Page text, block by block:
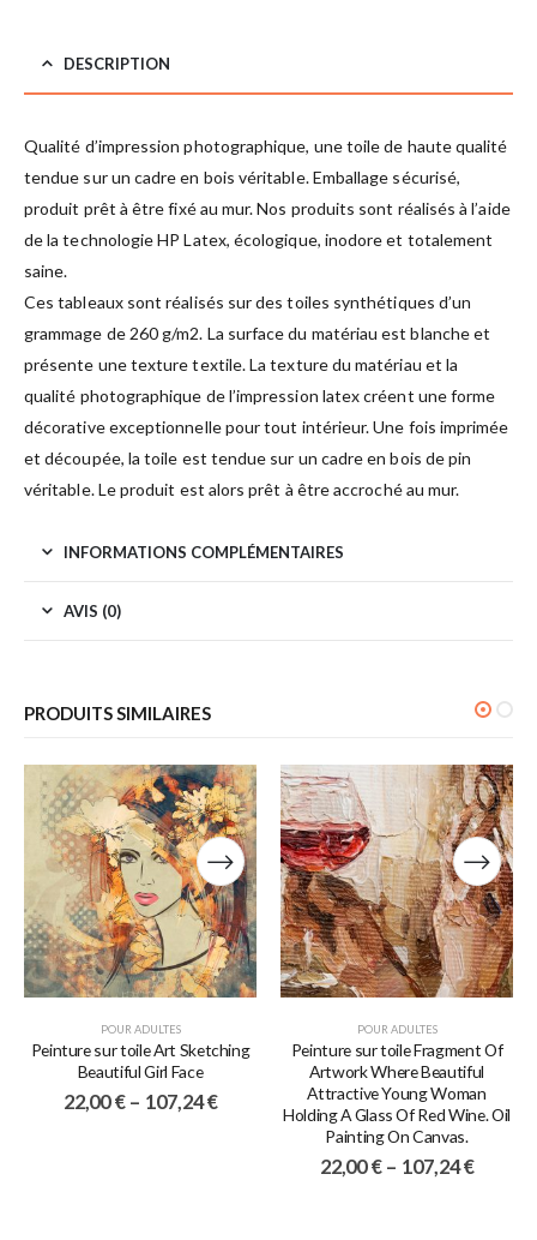
DESCRIPTION
Qualité d’impression photographique, une toile de haute qualité
tendue sur un cadre en bois véritable. Emballage sécurisé,
produit prêt à être fixé au mur. Nos produits sont réalisés à l’aide
de la technologie HP Latex, écologique, inodore et totalement
saine.
Ces tableaux sont réalisés sur des toiles synthétiques d’un
grammage de 260 g/m2. La surface du matériau est blanche et
présente une texture textile. La texture du matériau et la
qualité photographique de l’impression latex créent une forme
décorative exceptionnelle pour tout intérieur. Une fois imprimée
et découpée, la toile est tendue sur un cadre en bois de pin
véritable. Le produit est alors prêt à être accroché au mur.
INFORMATIONS COMPLÉMENTAIRES
AVIS (0)
PRODUITS SIMILAIRES
POUR ADULTES
Peinture sur toile Art Sketching
Beautiful Girl Face
22,00€ – 107,24€
POUR ADULTES
Peinture sur toile Fragment Of
Artwork Where Beautiful
Attractive Young Woman
Holding A Glass Of Red Wine. Oil
Painting On Canvas.
22,00€ – 107,24€